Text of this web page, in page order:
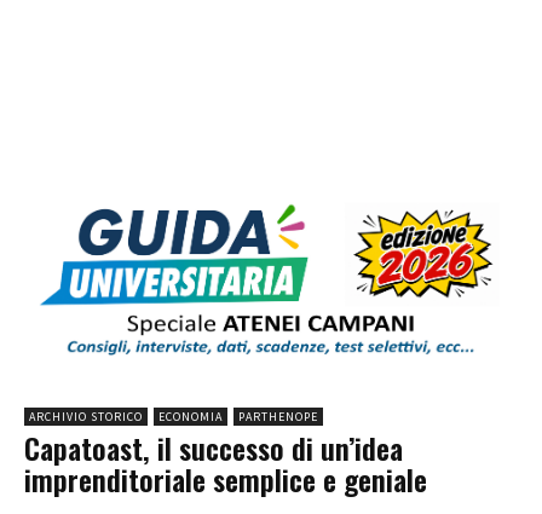
ARCHIVIO STORICO ECONOMIA PARTHENOPE
Capatoast, il successo di un’idea
imprenditoriale semplice e geniale